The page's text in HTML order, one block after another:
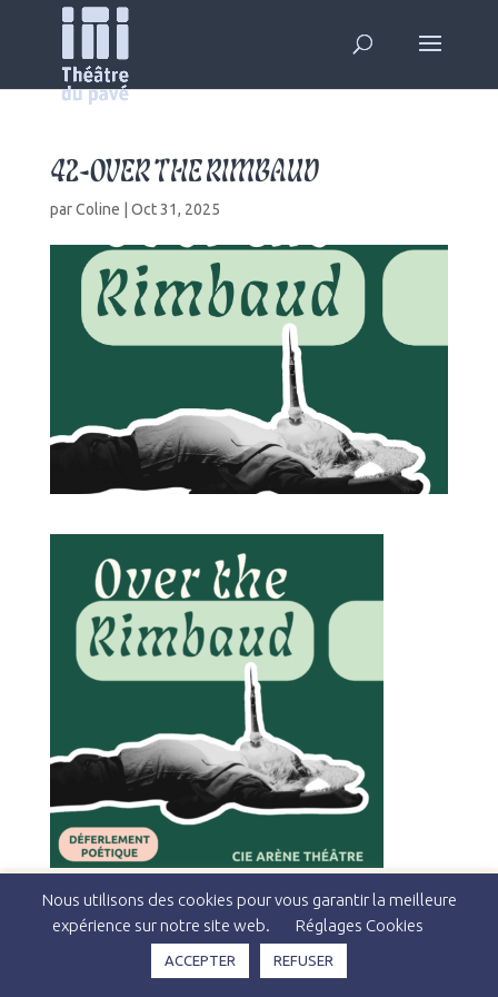
42-OVER THE RIMBAUD
parColine Oct 31, 2025
Copyright © 2026 Théâtre du Pavé & Studio Kiya -
de Confidentialité
Mentions Légales
Nous utilisons des cookies pour vous garantir la meilleure
expérience sur notre site web.
Réglages Cookies
ACCEPTER REFUSER